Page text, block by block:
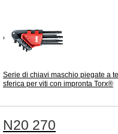
Serie di chiavi maschio piegate a
sferica per viti con impronta Torx®
N20 270